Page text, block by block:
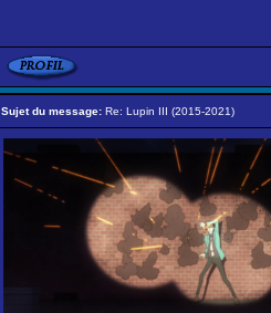
Sujet du message: Re: Lupin III (2015-2021)